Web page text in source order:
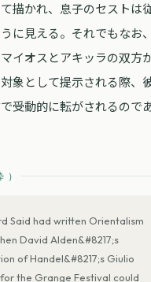
描かれ、息子のセストは
に見える。それでもなお
イオスとアキッラの双方
象として提示される際、
受動的に転がされるので
）
Said had written Orientalism
David Alden&#8217;s
of Handel&#8217;s Giulio
the Grange Festival could